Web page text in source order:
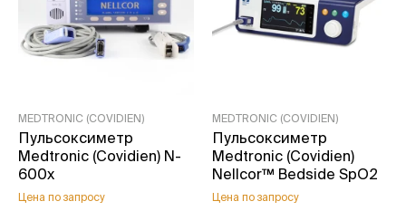
MEDTRONIC (COVIDIEN)
Пульсоксиметр
Medtronic (Сovidien) N-
600x
Цена по запросу
MEDTRONIC (COVIDIEN)
Пульсоксиметр
Medtronic (Covidien)
Nellcor™ Bedside SpO2
Цена по запросу